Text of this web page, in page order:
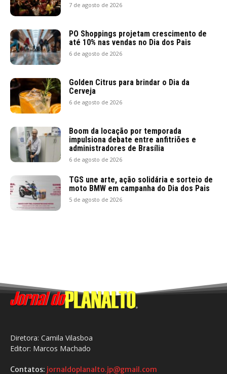
7 de agosto de 2026
PO Shoppings projetam crescimento de
até 10% nas vendas no Dia dos Pais
6 de agosto de 2026
Golden Citrus para brindar o Dia da
Cerveja
6 de agosto de 2026
Boom da locação por temporada
impulsiona debate entre anfitriões e
administradores de Brasília
6 de agosto de 2026
TGS une arte, ação solidária e sorteio de
moto BMW em campanha do Dia dos Pais
5 de agosto de 2026
Diretora: Camila Vilasboa
Editor: Marcos Machado
Contatos: jornaldoplanalto.jp@gmail.com